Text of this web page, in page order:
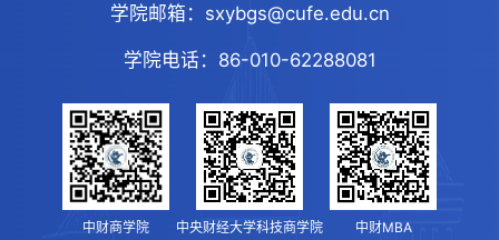
学院邮箱： sxybgs@cufe.edu.cn
学院电话： 86-010-62288081
中财商学院 中央财经大学科技商学院 中财MBA